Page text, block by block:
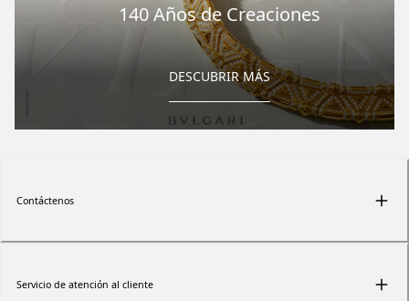
140 Años de Creaciones
DESCUBRIR MÁS
Contáctenos
Servicio de atención al cliente